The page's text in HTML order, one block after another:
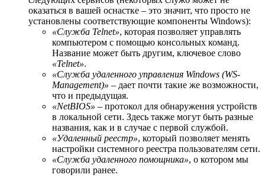
оказаться в вашей оснастке – это значит, что просто не
установлены соответствующие компоненты Windows):
«Служба Telnet», которая позволяет управлять
компьютером с помощью консольных команд.
Название может быть другим, ключевое слово
«Telnet».
«Служба удаленного управления Windows (WS-
Management)» – дает почти такие же возможности,
что и предыдущая.
«NetBIOS» – протокол для обнаружения устройств
в локальной сети. Здесь также могут быть разные
названия, как и в случае с первой службой.
«Удаленный реестр», который позволяет менять
настройки системного реестра пользователям сети.
«Служба удаленного помощника», о котором мы
говорили ранее.